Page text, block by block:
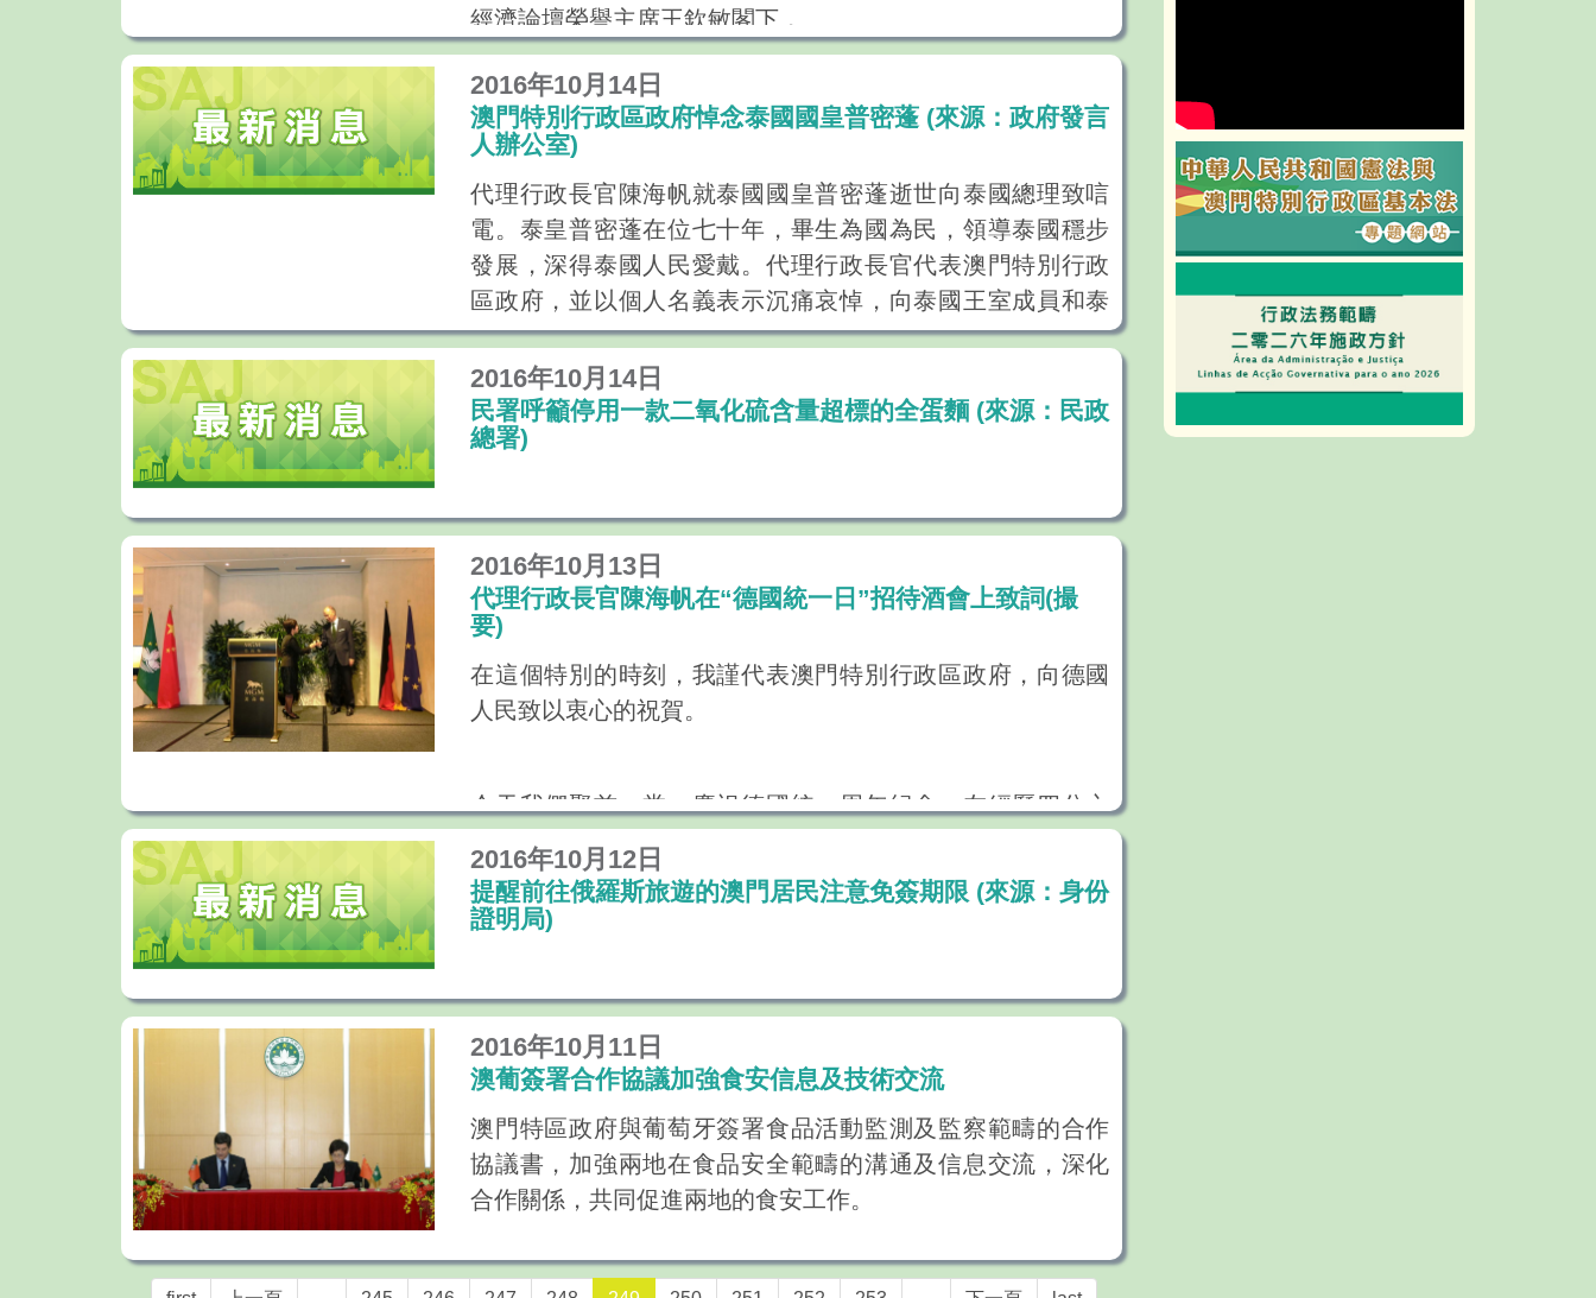
經濟論壇榮譽主席王欽敏閣下，
尊敬的世界旅遊組織塔勒布‧瑞法依秘書長，
各位嘉賓、女士們、先生們：
大家好！
非常榮幸能夠與大家一起出席“世界旅遊經濟論壇”的開幕典
禮。首先，我謹代表澳門特別行政區政府，向出席論壇的各
位領導、嘉賓和朋友表示熱烈的歡迎。
“世界旅遊經濟論壇”今年已舉辦到第五屆，論壇秉承一貫的
理念，積極探討旅遊經濟發展的新態勢，推動旅遊以及相關
產業的發展。根據聯合國世界旅遊組織的統計，去年全球國
際旅客增長率為百分之四點四，達到十一億八千萬人次，也
會，彼此建立更緊密的夥伴關係，共同推進旅遊經濟的可持
續發展。
旅遊業是澳門的支柱產業之一。澳門特別行政區政府十分重
視發揮旅遊業作為支柱產業的輻射和牽引效應，帶動相關產
業鏈條，促進旅遊與相關產業的互動發展，藉此提升澳門的
產業競爭力和城市競爭力。
之年，澳門要建成“世界旅遊休閒中心”，就需要緊密結合、充
分發揮“一國兩制”的制度優勢、澳門自身的文化優勢和區位優
勢。有見及此，我們非常樂意在過往良好合作的基礎上，推
進區域及國際旅遊合作，為區域以至全球旅遊經濟發展作出
旅遊創新必須因時制宜，才能推動產業的可持續發展。“世
界旅遊經濟論壇”緊貼時代步伐、匯聚各界的真知灼見。我希
望通過本次論壇，能夠為各地的旅遊官員、專家和學者帶來
啟發；同時，為澳門以至全球旅遊經濟的可持續發展，提出
清晰的方向以及帶來實質的建議和貢獻。
我相信，“世界旅遊經濟論壇”不單能憑藉澳門的制度、文化
合作平台，也將拓展澳門與國際市場共融，促進澳門與鄰近
2016年10月14日
澳門特別行政區政府悼念泰國國皇普密蓬 (來源：政府發言
人辦公室)
代理行政長官陳海帆就泰國國皇普密蓬逝世向泰國總理致唁
電。泰皇普密蓬在位七十年，畢生為國為民，領導泰國穩步
發展，深得泰國人民愛戴。代理行政長官代表澳門特別行政
區政府，並以個人名義表示沉痛哀悼，向泰國王室成員和泰
國人民表示深切慰問。
2016年10月14日
民署呼籲停用一款二氧化硫含量超標的全蛋麵 (來源：民政
總署)
2016年10月13日
代理行政長官陳海帆在“德國統一日”招待酒會上致詞(撮
要)
在這個特別的時刻，我謹代表澳門特別行政區政府，向德國
人民致以衷心的祝賀。
今天我們聚首一堂，慶祝德國統一周年紀念，在經歷四分之
一世紀的政治和經濟一體化後，德國不僅在自由和民主方面
發展迅速，更成為了經濟強國，獲得世界尊重。
也不例外，兩地政府一直努力為市民提供和諧、安穩的生活
環境。儘管德國最近面臨一些安全挑戰，但相信憑藉德國人
民的堅毅不撓，定能克服一切困難和變得更強大。
澳門特區政府致力拓展與德國的長期合作夥伴關係，我們非
常感謝德國駐港澳總領事館、澳門德國商會和本地德國社群
2016年10月12日
提醒前往俄羅斯旅遊的澳門居民注意免簽期限 (來源：身份
證明局)
2016年10月11日
澳葡簽署合作協議加強食安信息及技術交流
澳門特區政府與葡萄牙簽署食品活動監測及監察範疇的合作
協議書，加強兩地在食品安全範疇的溝通及信息交流，深化
合作關係，共同促進兩地的食安工作。